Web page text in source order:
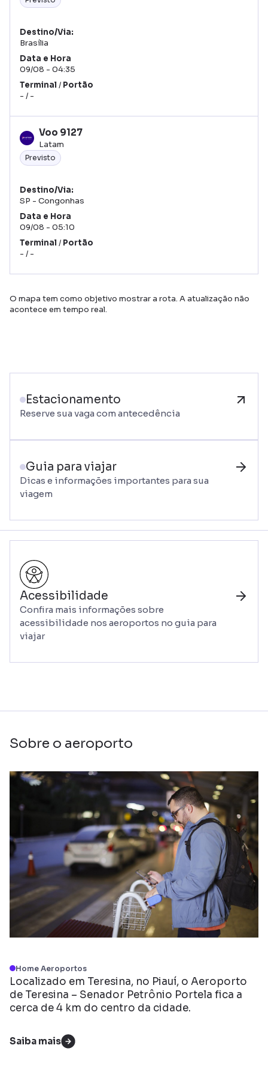
Data
Hora
09/08
04:35
Destino/Via
Brasília
Terminal/ Portão
- / -
Voo 9127
Data
Hora
09/08
05:10
Destino/Via
SP - Congonhas
Latam
Terminal/ Portão
- / -
Previsto
O mapa tem como objetivo mostrar a rota. A atualização não
acontece em tempo real.
Estacionamento
Reserve sua vaga com antecedência
Guia para viajar
Dicas e informações importantes para sua
viagem
Acessibilidade
Confira mais informações sobre
acessibilidade nos aeroportos no guia para
viajar
Sobre o aeroporto
Home Aeroportos
Localizado em Teresina, no Piauí, o Aeroporto
de Teresina – Senador Petrônio Portela fica a
cerca de 4 km do centro da cidade.
Saiba mais